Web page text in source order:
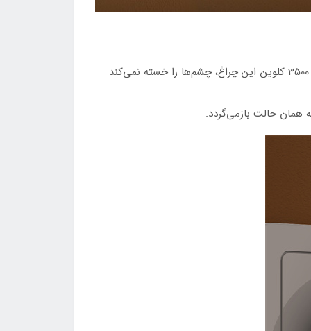
: با قابلیت تنظیم شدت نور، می‌توانید میزان روشنایی را متناسب با نیاز خود تغییر دهید. نور گرم 3500 کلوین این چراغ، چشم‌ها را خسته نمی‌کند